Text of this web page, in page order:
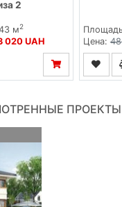
020 UAH Цена: